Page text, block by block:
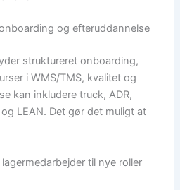
og efteruddannelse
struktureret onboarding,
i WMS/TMS, kvalitet og
kan inkludere truck, ADR,
LEAN. Det gør det muligt at
til nye roller